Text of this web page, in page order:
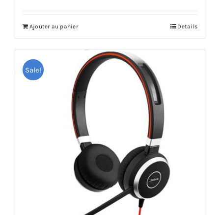
Ajouter au panier Details
Sale!